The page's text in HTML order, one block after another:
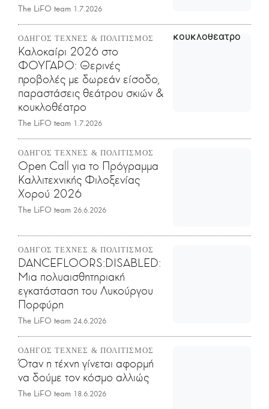
The LiFO team 1.7.2026
ΟΔΗΓΟΣ ΤΕΧΝΕΣ & ΠΟΛΙΤΙΣΜΟΣ
Καλοκαίρι 2026 στο
ΦΟΥΓΑΡΟ: Θερινές
προβολές με δωρεάν είσοδο,
παραστάσεις θεάτρου σκιών &
κουκλοθέατρο
The LiFO team 1.7.2026
ΟΔΗΓΟΣ ΤΕΧΝΕΣ & ΠΟΛΙΤΙΣΜΟΣ
Open Call για το Πρόγραμμα
Καλλιτεχνικής Φιλοξενίας
Χορού 2026
The LiFO team 26.6.2026
ΟΔΗΓΟΣ ΤΕΧΝΕΣ & ΠΟΛΙΤΙΣΜΟΣ
DANCEFLOORS:DISABLED:
Μια πολυαισθητηριακή
εγκατάσταση του Λυκούργου
Πορφύρη
The LiFO team 24.6.2026
ΟΔΗΓΟΣ ΤΕΧΝΕΣ & ΠΟΛΙΤΙΣΜΟΣ
Όταν η τέχνη γίνεται αφορμή
να δούμε τον κόσμο αλλιώς
The LiFO team 18.6.2026